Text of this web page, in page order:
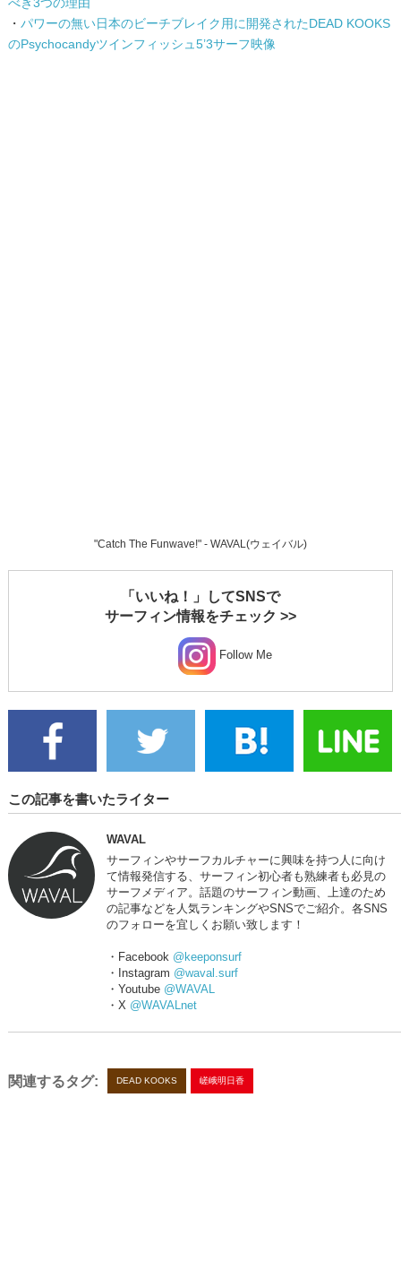
・ パワーの無い日本のビーチブレイク用に開発されたDEAD KOOKS
のPsychocandyツインフィッシュ5’3サーフ映像
"Catch The Funwave!" - WAVAL(ウェイバル)
「いいね！」してSNSで
サーフィン情報をチェック >>
Follow Me
この記事を書いたライター
WAVAL
サーフィンやサーフカルチャーに興味を持つ人に向け
て情報発信する、サーフィン初心者も熟練者も必見の
サーフメディア。話題のサーフィン動画、上達のため
の記事などを人気ランキングやSNSでご紹介。各SNS
のフォローを宜しくお願い致します！
・Facebook @keeponsurf
・Instagram @waval.surf
・Youtube @WAVAL
・X @WAVALnet
関連するタグ: DEAD KOOKS 嵯峨明日香